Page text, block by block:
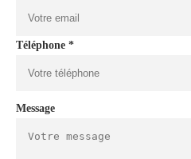
Téléphone *
Message